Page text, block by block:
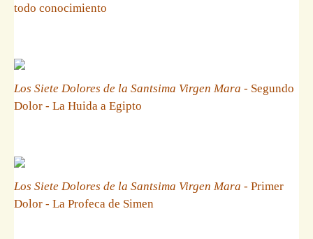
todo conocimiento
Los Siete Dolores de la Santsima Virgen Mara - Segundo
Dolor - La Huida a Egipto
Los Siete Dolores de la Santsima Virgen Mara - Primer
Dolor - La Profeca de Simen